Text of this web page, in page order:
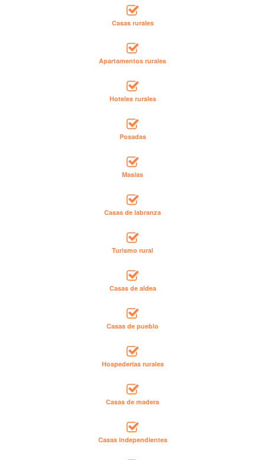
Casas rurales
Apartamentos rurales
Hoteles rurales
Posadas
Masías
Casas de labranza
Turismo rural
Casas de aldea
Casas de pueblo
Hospederías rurales
Casas de madera
Casas independientes